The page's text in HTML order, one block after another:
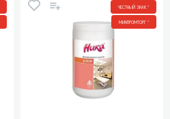
ЧЕСТНЫЙ ЗНАК *
МИНПРОМТОРГ *